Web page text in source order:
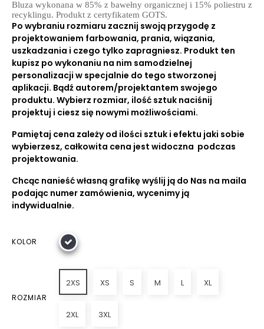
Bluza wykonana w 85% z bawełny organicznej i 15% poliestru z
recyklingu. Produkt z certyfikatem GOTS.
Po wybraniu rozmiaru zacznij swoją przygodę z
projektowaniem farbowania, prania, wiązania,
uszkadzania i czego tylko zapragniesz. Produkt ten
kupisz po wykonaniu na nim samodzielnej
personalizacji w specjalnie do tego stworzonej
aplikacji. Bądź autorem/projektantem swojego
produktu. Wybierz rozmiar, ilość sztuk naciśnij
projektuj i ciesz się nowymi możliwościami.
Pamiętaj cena zależy od ilości sztuk i efektu jaki sobie
wybierzesz, całkowita cena jest widoczna podczas
projektowania.
Chcąc nanieść własną grafikę wyślij ją do Nas na maila
podając numer zamówienia, wycenimy ją
indywidualnie.
KOLOR
ROZMIAR
2XS XS S M L XL
2XL 3XL